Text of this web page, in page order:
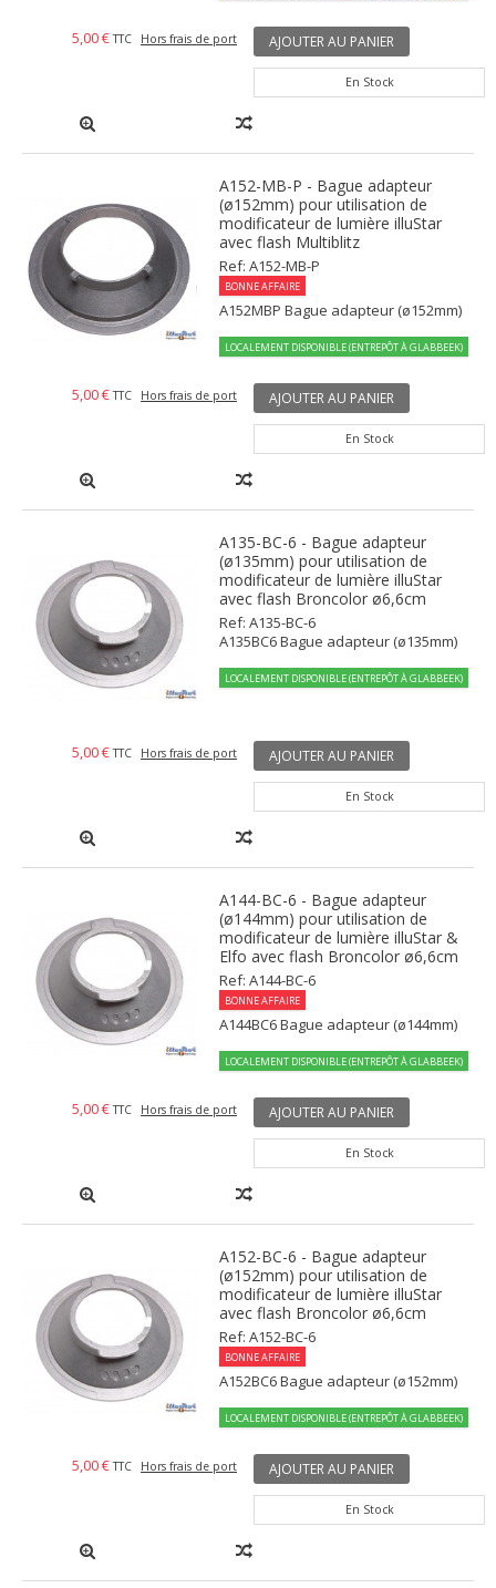
5,00 € TTC Hors frais de port AJOUTER AU PANIER
En Stock
A152-MB-P - Bague adapteur
(ø152mm) pour utilisation de
modificateur de lumière illuStar
avec flash Multiblitz
Ref: A152-MB-P
BONNE AFFAIRE
A152MBP Bague adapteur (ø152mm)
LOCALEMENT DISPONIBLE (ENTREPÔT À GLABBEEK)
5,00 € TTC Hors frais de port AJOUTER AU PANIER
En Stock
A135-BC-6 - Bague adapteur
(ø135mm) pour utilisation de
modificateur de lumière illuStar
avec flash Broncolor ø6,6cm
Ref: A135-BC-6
A135BC6 Bague adapteur (ø135mm)
LOCALEMENT DISPONIBLE (ENTREPÔT À GLABBEEK)
5,00 € TTC Hors frais de port AJOUTER AU PANIER
En Stock
A144-BC-6 - Bague adapteur
(ø144mm) pour utilisation de
modificateur de lumière illuStar &
Elfo avec flash Broncolor ø6,6cm
Ref: A144-BC-6
BONNE AFFAIRE
A144BC6 Bague adapteur (ø144mm)
LOCALEMENT DISPONIBLE (ENTREPÔT À GLABBEEK)
5,00 € TTC Hors frais de port AJOUTER AU PANIER
En Stock
A152-BC-6 - Bague adapteur
(ø152mm) pour utilisation de
modificateur de lumière illuStar
avec flash Broncolor ø6,6cm
Ref: A152-BC-6
BONNE AFFAIRE
A152BC6 Bague adapteur (ø152mm)
LOCALEMENT DISPONIBLE (ENTREPÔT À GLABBEEK)
5,00 € TTC Hors frais de port AJOUTER AU PANIER
En Stock